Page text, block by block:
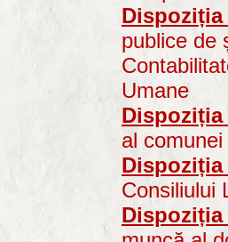
Dispoziția
publice de
Umane
Dispoziția
al
Dispoziția
Consiliului
Dispoziția